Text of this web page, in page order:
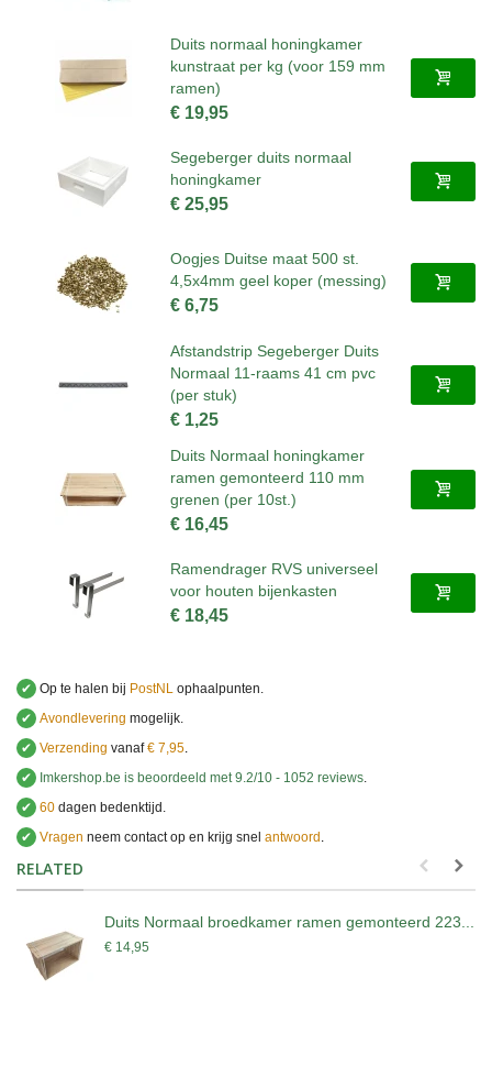
Duits normaal honingkamer
kunstraat per kg (voor 159 mm
ramen)
€ 19,95
Segeberger duits normaal
honingkamer
€ 25,95
Oogjes Duitse maat 500 st.
4,5x4mm geel koper (messing)
€ 6,75
Afstandstrip Segeberger Duits
Normaal 11-raams 41 cm pvc
(per stuk)
€ 1,25
Duits Normaal honingkamer
ramen gemonteerd 110 mm
grenen (per 10st.)
€ 16,45
Ramendrager RVS universeel
voor houten bijenkasten
€ 18,45
✔ Op te halen bij PostNL ophaalpunten.
✔ Avondlevering mogelijk.
✔ Verzending vanaf€ 7,95
✔
Imkershop.be is beoordeeld met 9.2/10 - 1052 reviews
✔ 60 dagen bedenktijd.
✔ Vragen neem contact op en krijg snel antwoord
RELATED
Duits Normaal broedkamer ramen gemonteerd 223...
€ 14,95